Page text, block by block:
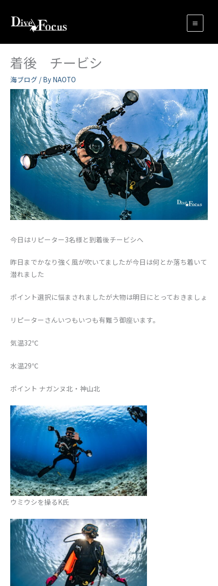
ス
着後 チービシ
海ブログ / By NAOTO
今日はリピーター3名様と到着後チービシへ
昨日までかなり強く風が吹いてましたが今日は何とか落ち着いて
潜れました
ポイント選択に悩まされましたが大物は明日にとっておきましょ
リピーターさんいつもいつも有難う御座います。
気温32℃
水温29℃
ポイント ナガンヌ北・神山北
ウミウシを操るK氏